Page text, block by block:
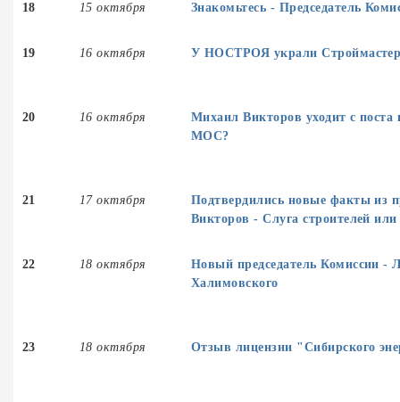
18 15 октября Знакомьтесь - Председатель
19 16 октября У НОСТРОЯ украли
20 16 октября
Михаил Викторов уходит с поста
МОС?
21 17 октября
Подтвердились новые факты из
Викторов - Слуга строителей или
22 18 октября
Новый председатель Комиссии -
Халимовского
23 18 октября Отзыв лицензии "Сибирского